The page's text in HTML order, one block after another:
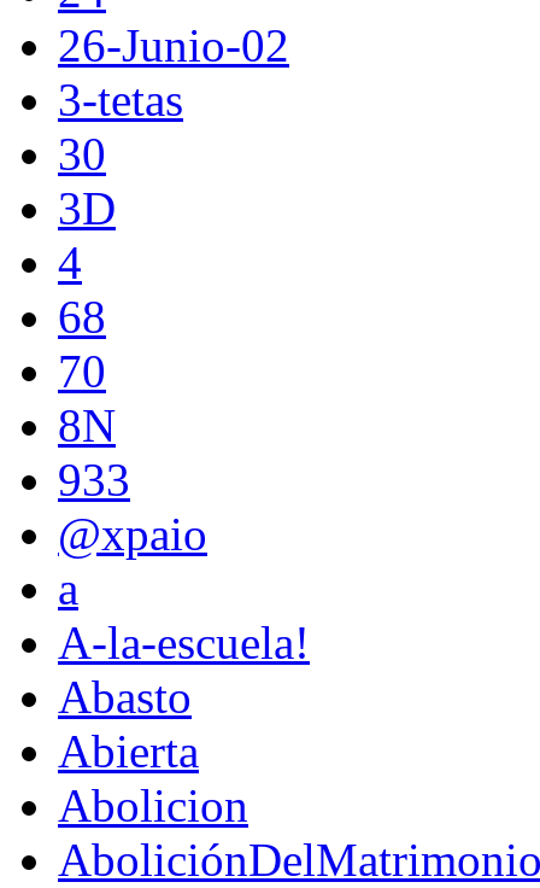
26-Junio-02
3-tetas
30
3D
4
68
70
8N
933
@xpaio
a
A-la-escuela!
Abasto
Abierta
Abolicion